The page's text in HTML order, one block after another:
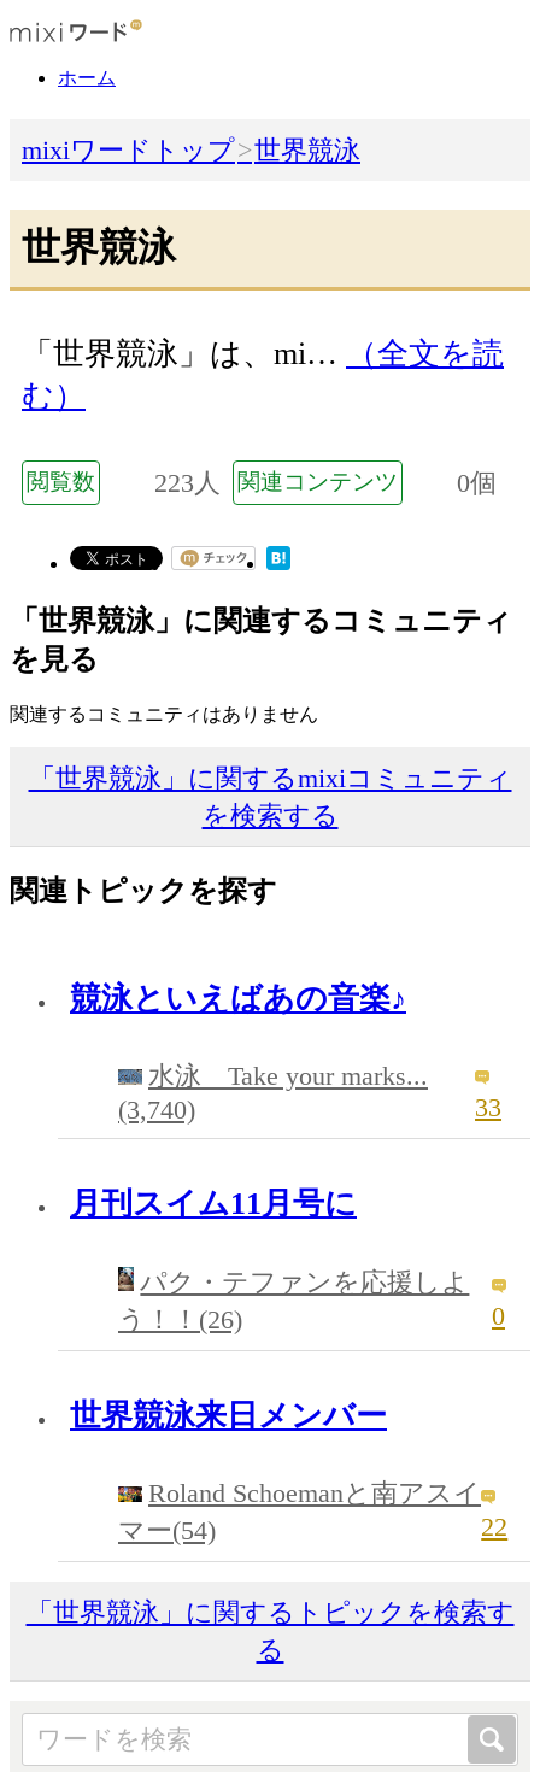
ホーム
mixiワードトップ 世界競泳
世界競泳
「世界競泳」は、mi…
（全文を読
む）
閲覧数 223人 関連コンテンツ 0個
「世界競泳」に関連するコミュニティ
を見る
関連するコミュニティはありません
「世界競泳」に関するmixiコミュニティ
を検索する
関連トピックを探す
競泳といえばあの音楽♪
水泳 Take your marks...
(3,740)
33
月刊スイム11月号に
パク・テファンを応援しよ
う！！(26)
0
世界競泳来日メンバー
Roland Schoemanと南アスイ
マー(54)
22
「世界競泳」に関するトピックを検索す
る